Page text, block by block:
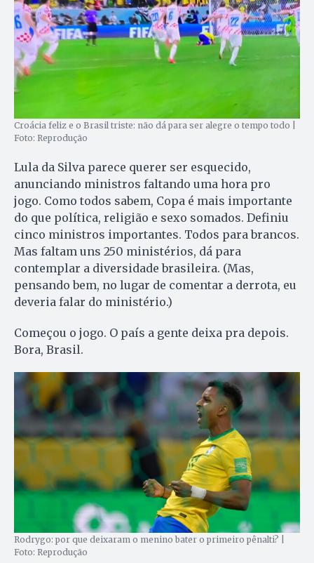
Croácia feliz e o Brasil triste: não dá para ser alegre o tempo todo |
Foto: Reprodução
Lula da Silva parece querer ser esquecido,
anunciando ministros faltando uma hora pro
jogo. Como todos sabem, Copa é mais importante
do que política, religião e sexo somados. Definiu
cinco ministros importantes. Todos para brancos.
Mas faltam uns 250 ministérios, dá para
contemplar a diversidade brasileira. (Mas,
pensando bem, no lugar de comentar a derrota, eu
deveria falar do ministério.)
Começou o jogo. O país a gente deixa pra depois.
Bora, Brasil.
Rodrygo: por que deixaram o menino bater o primeiro pênalti? |
Foto: Reprodução